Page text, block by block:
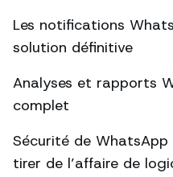
Les notifications
solution définitive
Analyses et rapports
complet
Sécurité de WhatsApp
tirer de l’affaire de